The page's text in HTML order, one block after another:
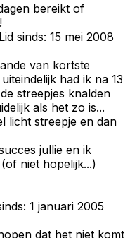
bereikt of
Lid sinds: 15 mei 2008
van kortste
had ik na 13
streepjes knalden
als het zo is...
licht streepje en dan
jullie en ik
niet hopelijk...)
1 januari 2005
dat het niet komt